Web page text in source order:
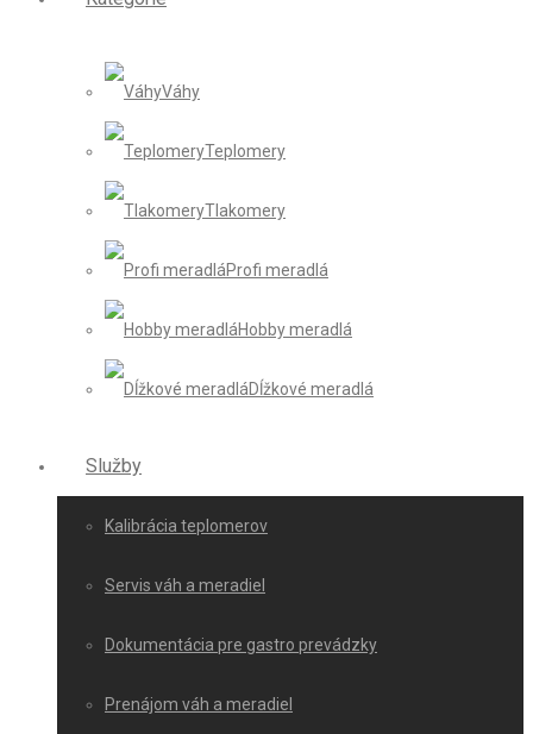
Váhy
Teplomery
Tlakomery
Profi meradlá
Hobby meradlá
Dĺžkové meradlá
Služby
Kalibrácia teplomerov
Servis váh a meradiel
Dokumentácia pre gastro prevádzky
Prenájom váh a meradiel